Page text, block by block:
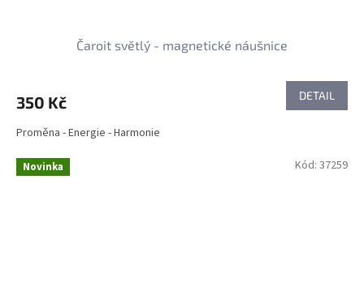
Čaroit světlý - magnetické náušnice
350 Kč DETAIL
Proměna - Energie - Harmonie
Novinka Kód: 37259